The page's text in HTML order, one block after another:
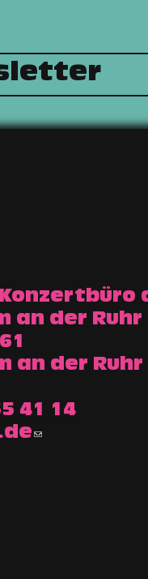
an der Ruhr
an der Ruhr
41 14